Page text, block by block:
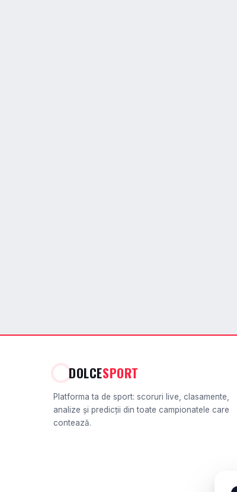
DOLCESPORT
Platforma ta de sport: scoruri live, clasamente,
analize și predicții din toate campionatele care
contează.